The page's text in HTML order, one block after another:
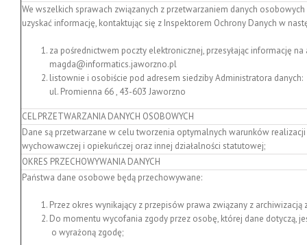
We wszelkich sprawach związanych z przetwarzaniem danych
uzyskać informację, kontaktując się z Inspektorem Ochrony Danych w
za pośrednictwem poczty elektronicznej, przesyłając informację na
magda@informatics.jaworzno.pl
listownie i osobiście pod adresem siedziby Administratora danych:
ul. Promienna 66 , 43-603 Jaworzno
CEL PRZETWARZANIA DANYCH OSOBOWYCH
Dane są przetwarzane w celu tworzenia optymalnych warunków realizacji
wychowawczej i opiekuńczej oraz innej działalności statutowej;
OKRES PRZECHOWYWANIA DANYCH
Państwa dane osobowe będą przechowywane:
Przez okres wynikający z przepisów prawa związany z
Do momentu wycofania zgody przez osobę, której dane dotyczą,
o wyrażoną zgodę;